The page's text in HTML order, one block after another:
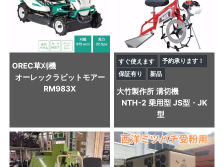
OREC草刈機
オーレックラビットモアー
RM983X
すぐ使えます
予約承ります！
保証有り
新品
大竹製作所 溝切機
NTH-2 乗用型 JS型・JK
型